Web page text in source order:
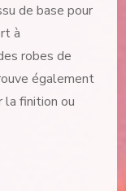
de base pour
à
robes de
également
la finition ou